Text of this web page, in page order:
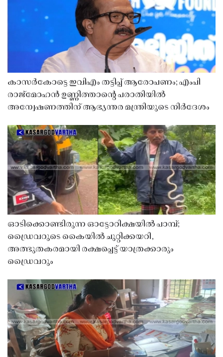
കാസർകോട്ടെ ഇവിഎം തട്ടിപ്പ് ആരോപണം; എംപി
രാജ്‌മോഹൻ ഉണ്ണിത്താന്റെ പരാതിയിൽ
അന്വേഷണത്തിന് ആഭ്യന്തര മന്ത്രിയുടെ നിർദേശം
ഓടിക്കൊണ്ടിരുന്ന ഓട്ടോറിക്ഷയിൽ പാമ്പ്;
ഡ്രൈവറുടെ കൈയിൽ ചുറ്റിക്കയറി,
അത്ഭുതകരമായി രക്ഷപ്പെട്ട് യാത്രക്കാരും
ഡ്രൈവറും